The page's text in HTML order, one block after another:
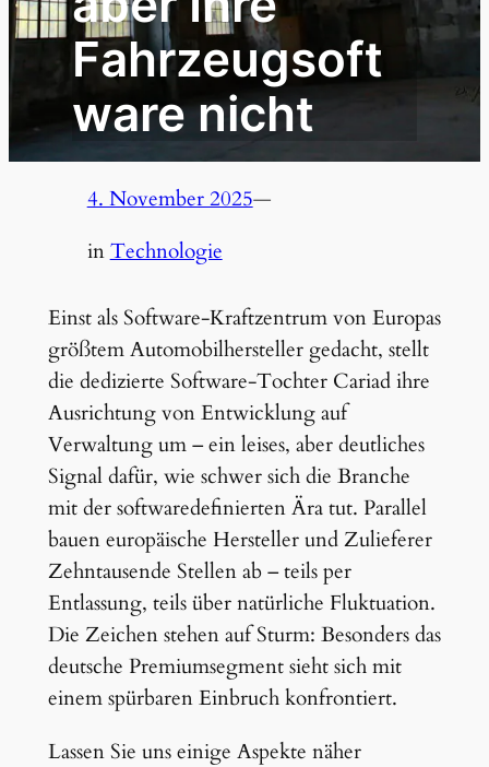
Fahrzeugsoft
ware nicht
4. November 2025—
inTechnologie
Einst als Software-Kraftzentrum von Europas
größtem Automobilhersteller gedacht, stellt
die dedizierte Software-Tochter Cariad ihre
Ausrichtung von Entwicklung auf
Verwaltung um – ein leises, aber deutliches
Signal dafür, wie schwer sich die Branche
mit der softwaredefinierten Ära tut. Parallel
bauen europäische Hersteller und Zulieferer
Zehntausende Stellen ab – teils per
Entlassung, teils über natürliche Fluktuation.
Die Zeichen stehen auf Sturm: Besonders das
deutsche Premiumsegment sieht sich mit
einem spürbaren Einbruch konfrontiert.
Lassen Sie uns einige Aspekte näher